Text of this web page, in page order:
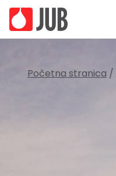
Početna stranica /